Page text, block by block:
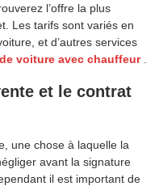
l’offre la plus
Les tarifs sont variés en
et d’autres services
voiture avec chauffeur.
et le contrat
une chose à laquelle la
avant la signature
il est important de